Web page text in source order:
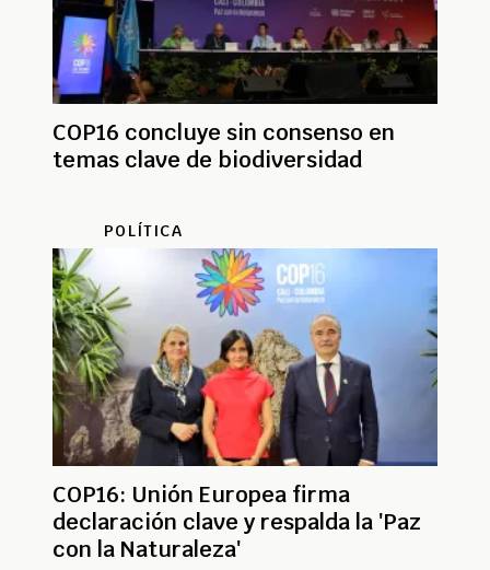
COP16 concluye sin consenso en
temas clave de biodiversidad
POLÍTICA
COP16: Unión Europea firma
declaración clave y respalda la 'Paz
con la Naturaleza'